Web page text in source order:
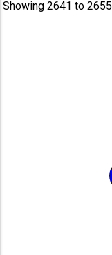
Showing2641 to2655